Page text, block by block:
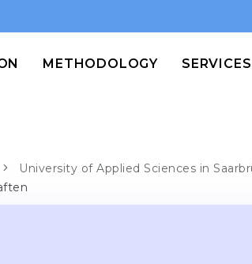
METHODOLOGY SERVICES
University of Applied Sciences in